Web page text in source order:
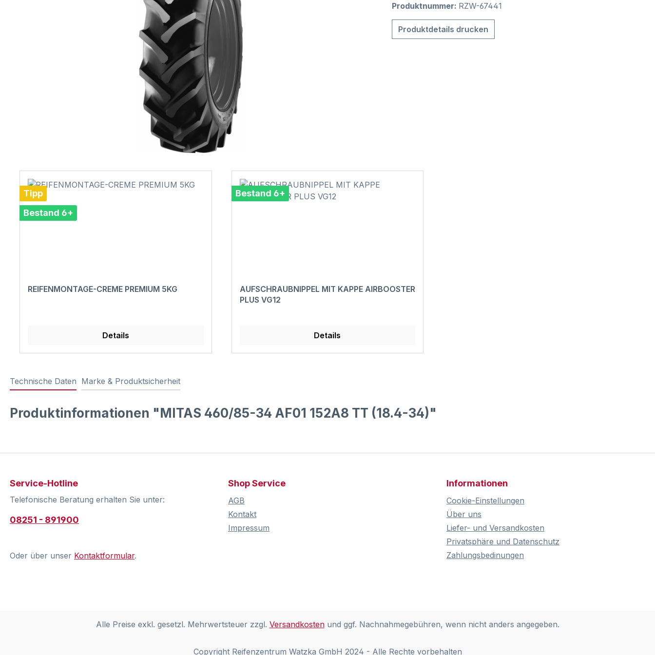
Produktnummer: RZW-67441
Produktdetails drucken
Tipp
Bestand 6+
REIFENMONTAGE-CREME PREMIUM 5KG
Details
Bestand 6+
AUFSCHRAUBNIPPEL MIT KAPPE AIRBOOSTER
PLUS VG12
Details
Technische Daten Marke & Produktsicherheit
Produktinformationen "MITAS 460/85-34 AF01 152A8 TT (18.4-34)"
Service-Hotline
Telefonische Beratung erhalten Sie unter:
08251 - 891900
Oder über unser Kontaktformular.
Shop Service
AGB
Kontakt
Impressum
Informationen
Cookie-Einstellungen
Über uns
Liefer- und Versandkosten
Privatsphäre und Datenschutz
Zahlungsbedinungen
Alle Preise exkl. gesetzl. Mehrwertsteuer zzgl. Versandkostenund ggf. Nachnahmegebühren, wenn nicht anders angegeben.
Copyright Reifenzentrum Watzka GmbH 2024 - Alle Rechte vorbehalten